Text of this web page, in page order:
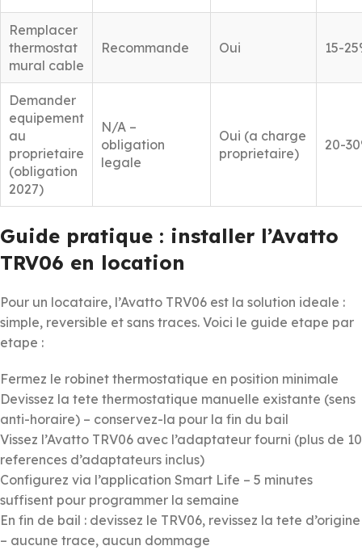
Remplacer
thermostat
mural cable
Recommande Oui 15-
Demander
equipement
au
proprietaire
(obligation
2027)
N/A –
obligation
legale
Oui (a charge
proprietaire)
20-
Guide pratique : installer l’Avatto
TRV06 en location
Pour un locataire, l’Avatto TRV06 est la solution ideale :
simple, reversible et sans traces. Voici le guide etape par
etape :
Fermez le robinet thermostatique en position minimale
Devissez la tete thermostatique manuelle existante (sens
anti-horaire) – conservez-la pour la fin du bail
Vissez l’Avatto TRV06 avec l’adaptateur fourni (plus de 10
references d’adaptateurs inclus)
Configurez via l’application Smart Life – 5 minutes
suffisent pour programmer la semaine
En fin de bail : devissez le TRV06, revissez la tete d’origine
– aucune trace, aucun dommage